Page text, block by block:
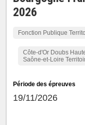
2026
Fonction Publique
Côte-d'Or Doubs
Saône-et-Loire
Période des épreuves
19/11/2026